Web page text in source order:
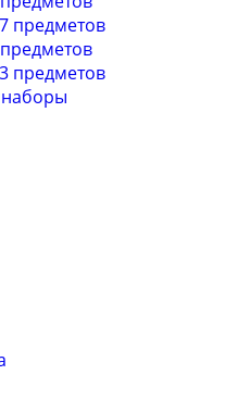
предметов
предметов